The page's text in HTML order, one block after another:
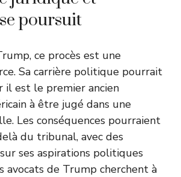
poursuit
ce procès est une
Sa carrière politique pourrait
il est le premier ancien
à être jugé dans une
Les conséquences pourraient
du tribunal, avec des
ses aspirations politiques
avocats de Trump cherchent à